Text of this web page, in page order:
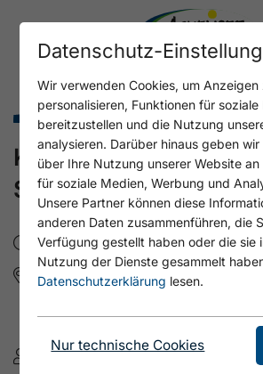
Familienurlaub
KREATIVWORKSHOP
STEIN
Mi, 12.8.2026- 10:00 - 12:00
Fischergut Pertisau
6213 Pertisau am Achensee
Tourismusverband Achensee
Datenschutz-
Wir verwenden Cookies, um Anzeigen
personalisieren, Funktionen für soziale
bereitzustellen und die Nutzung
analysieren. Darüber hinaus geben
über Ihre Nutzung unserer Website
für soziale Medien, Werbung und
Unsere Partner können diese
anderen Daten zusammenführen, die
Verfügung gestellt haben oder die sie
Nutzung der Dienste gesammelt
Datenschutzerklärung lesen.
Nur technische Cookies